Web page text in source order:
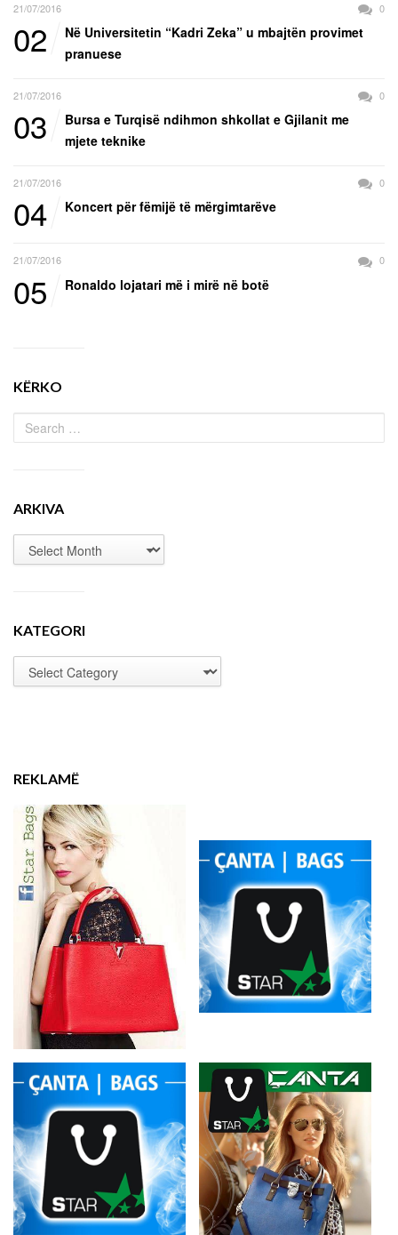
21/07/2016 0
02
Në Universitetin “Kadri Zeka” u mbajtën provimet
pranuese
21/07/2016 0
03
Bursa e Turqisë ndihmon shkollat e Gjilanit me
mjete teknike
21/07/2016 0
04 Koncert për fëmijë të mërgimtarëve
21/07/2016 0
05 Ronaldo lojatari më i mirë në botë
KËRKO
ARKIVA
KATEGORI
REKLAMË